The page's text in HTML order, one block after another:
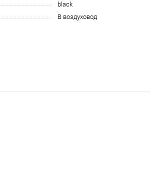
black
В воздуховод